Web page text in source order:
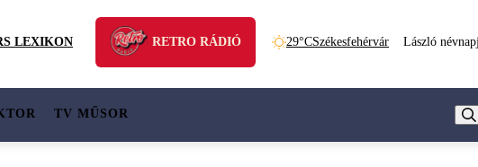
LEXIKON RETRO RÁDIÓ 29°CSzékesfehérvár László
TV MŰSOR